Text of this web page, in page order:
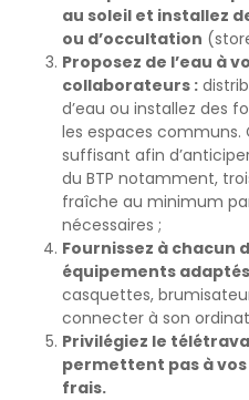
au soleil et installez
ou d’occultation
Proposez de l’eau à
collaborateurs :
d’eau ou installez des
les espaces communs.
suffisant afin
du BTP notamment,
fraîche au minimum
nécessaires ;
Fournissez à chacun
équipements adaptés
casquettes,
connecter à son
Privilégiez le
permettent pas à
frais.